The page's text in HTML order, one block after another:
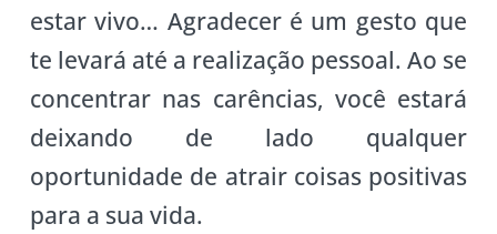
estar vivo… Agradecer é um gesto que
te levará até a realização pessoal. Ao se
concentrar nas carências, você estará
deixando de lado qualquer
oportunidade de atrair coisas positivas
para a sua vida.